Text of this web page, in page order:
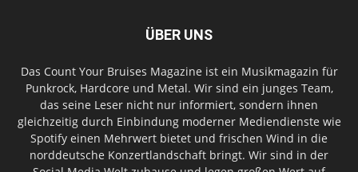
ÜBER UNS
Das Count Your Bruises Magazine ist ein Musikmagazin für
Punkrock, Hardcore und Metal. Wir sind ein junges Team,
das seine Leser nicht nur informiert, sondern ihnen
gleichzeitig durch Einbindung moderner Mediendienste wie
Spotify einen Mehrwert bietet und frischen Wind in die
norddeutsche Konzertlandschaft bringt. Wir sind in der